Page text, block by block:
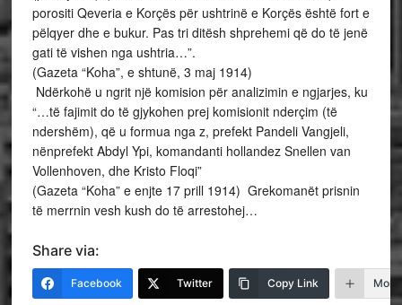
porositi Qeveria e Korçës për ushtrinë e Korçës është fort e
pëlqyer dhe e bukur. Pas tri ditësh shprehemi që do të jenë
gati të vishen nga ushtria…”.
(Gazeta “Koha”, e shtunë, 3 maj 1914)
Ndërkohë u ngrit një komision për analizimin e ngjarjes, ku
“…të fajimit do të gjykohen prej komisionit nderçim (të
ndershëm), që u formua nga z, prefekt Pandeli Vangjeli,
nënprefekt Abdyl Ypi, komandanti hollandez Snellen van
Vollenhoven, dhe Kristo Floqi”
(Gazeta “Koha” e enjte 17 prill 1914) Grekomanët prisnin
të merrnin vesh kush do të arrestohej…
Share via:
Facebook Twitter Copy Link More